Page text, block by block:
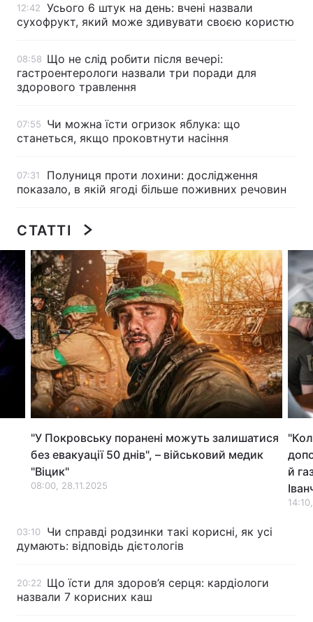
Спорт Наука
Техно і зв'язок Лайт
Зброя
Здоров'я Туризм
Екологія Регіони
Відео з Youtube Статті
Інтерв'ю Думки
Архів Вакансії
Контакти
Послуги
12:42
Усього 6 штук на день: вчені назвали
сухофрукт, який може здивувати своєю користю
08:58 Що не слід робити після вечері:
гастроентерологи назвали три поради для
здорового травлення
07:55
Чи можна їсти огризок яблука: що
станеться, якщо проковтнути насіння
07:31
Полуниця проти лохини: дослідження
показало, в якій ягоді більше поживних речовин
СТАТТІ
"У Покровську поранені можуть залишатися
без евакуації 50 днів", – військовий медик
"Віцик"
08:00, 28.11.2025
й
03:10
Чи справді родзинки такі корисні, як усі
думають: відповідь дієтологів
20:22 Що їсти для здоров’я серця: кардіологи
назвали 7 корисних каш